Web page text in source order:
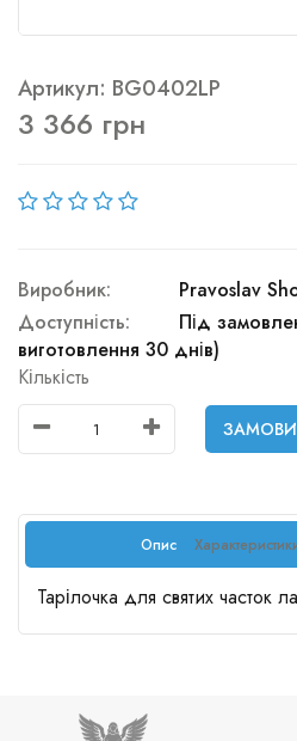
Артикул: BG0402LP
3 366 грн
Виробник:
Pravoslav
Доступність:
Під
виготовлення 30 днів)
Кількість
Опис
Тарілочка для святих часток